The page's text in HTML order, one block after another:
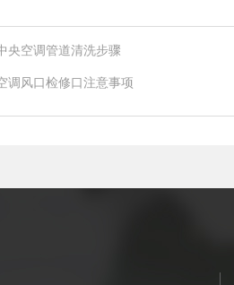
央空调管道清洗步骤
调风口检修口注意事项